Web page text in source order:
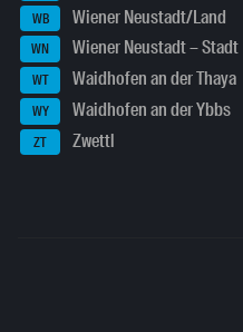
WB Wiener Neustadt/Land
WN Wiener Neustadt – Stadt
WT Waidhofen an der Thaya
WY Waidhofen an der Ybbs
ZT Zwettl